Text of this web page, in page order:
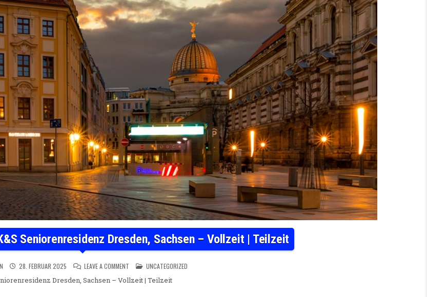
Seniorenresidenz Dresden, Sachsen – Vollzeit | Teilzeit
28. FEBRUAR 2025 LEAVE A COMMENTON PFLEGEFACHKRAFT (W/M/D) K&S SENIORENRESIDENZ DRESDEN, SACHSEN – VOLLZEIT | TEILZEIT
POSTED IN
UNCATEGORIZED
Dresden, Sachsen – Vollzeit | Teilzeit